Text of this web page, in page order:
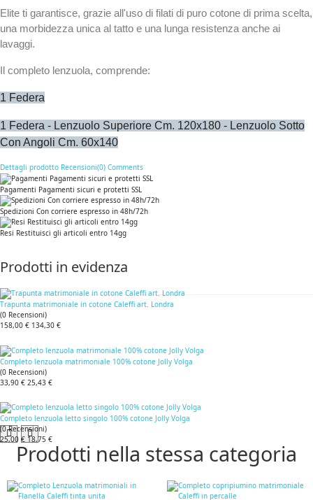
Elite ti garantisce, grazie all'uso di filati di puro cotone di prima scelta,
una morbidezza unica al tatto e una lunga resistenza anche ai
lavaggi.
Il completo lenzuola, comprende:
1 Federa
1 Federa - Lenzuolo Superiore Cm. 120x180 - Lenzuolo Sotto
Con Angoli Cm. 60x140
Dettagli prodotto Recensioni(0) Comments
Pagamenti Pagamenti sicuri e protetti SSL
Spedizioni Con corriere espresso in 48h/72h
Resi Restituisci gli articoli entro 14gg
Prodotti in evidenza
Trapunta matrimoniale in cotone Caleffi art. Londra
(0 Recensioni)
158,00 € 134,30 €
Completo lenzuola matrimoniale 100% cotone Jolly Volga
(0 Recensioni)
33,90 € 25,43 €
Completo lenzuola letto singolo 100% cotone Jolly Volga
(0Recensioni)
25,00 € 18,75 €
Prodotti nella stessa categoria